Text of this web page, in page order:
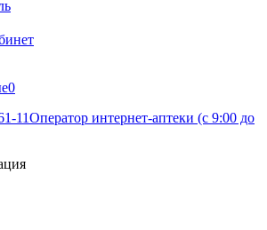
0
11Оператор интернет-аптеки (с 9:00 до